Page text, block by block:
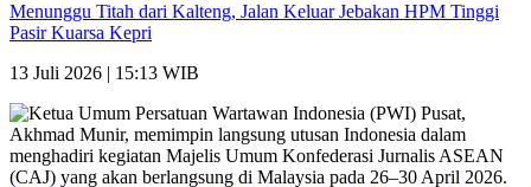
Menunggu Titah dari Kalteng, Jalan Keluar Jebakan HPM Tinggi
Pasir Kuarsa Kepri
13 Juli 2026 | 15:13 WIB